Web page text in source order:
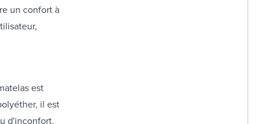
un confort à
est
il est
d'inconfort.